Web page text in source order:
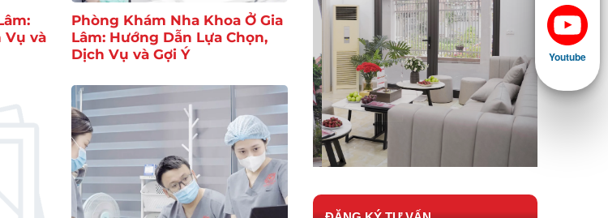
Vụ và
Phòng Khám Nha Khoa Ở Gia
Lâm: Hướng Dẫn Lựa Chọn,
Dịch Vụ và Gợi Ý
Youtube